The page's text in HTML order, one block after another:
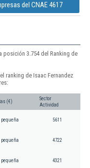
del CNAE 4617
posición 3.754 del Ranking de
ranking de Isaac Fernandez
(€)
Sector
Actividad
pequeña 5611
pequeña 4722
pequeña 4321